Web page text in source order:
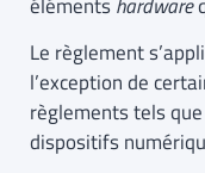
Le règlement
l’exception de
règlements tels
dispositifs